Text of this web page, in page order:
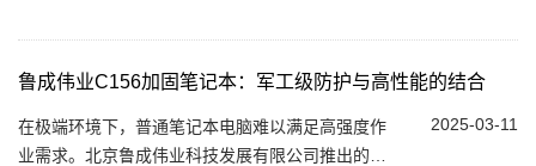
电脑领域不断在被智能手机和平板电脑侵占...
鲁成伟业C156加固笔记本：军工级防护与高性能的结合
2025-03-11
在极端环境下，普通笔记本电脑难以满足高强度作
业需求。北京鲁成伟业科技发展有限公司推出的